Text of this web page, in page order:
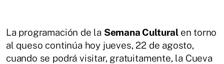
La programación de la Semana Cultural en torno
al queso continúa hoy jueves, 22 de agosto,
cuando se podrá visitar, gratuitamente, la Cueva